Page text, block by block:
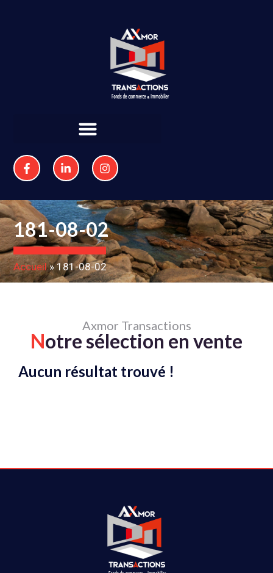
181-08-02
Accueil»181-08-02
Axmor Transactions
Notre sélection en vente
Aucun résultat trouvé !